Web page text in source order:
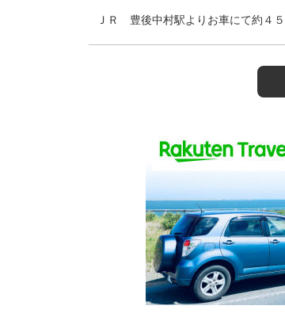
ＪＲ 豊後中村駅よりお車にて約４